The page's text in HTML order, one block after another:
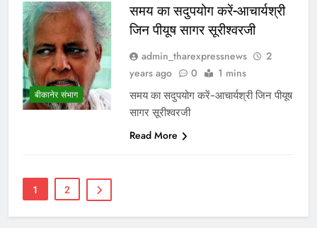
बीकानेर संभाग
समय का सदुपयोग करें-आचार्यश्री
जिन पीयूष सागर सूरीश्वरजी
admin_tharexpressnews
2
years ago
0 1 mins
समय का सदुपयोग करें-आचार्यश्री जिन पीयूष
सागर सूरीश्वरजी
Read More
1 2